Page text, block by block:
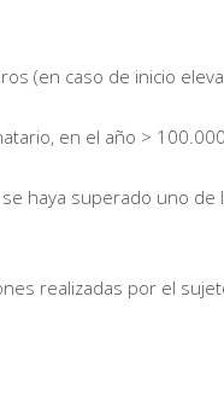
(en caso de inicio
en el año >
haya superado uno
realizadas por el